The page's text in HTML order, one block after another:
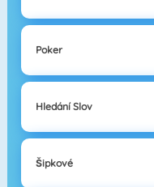
Poker
Hledání Slov
Šipkové